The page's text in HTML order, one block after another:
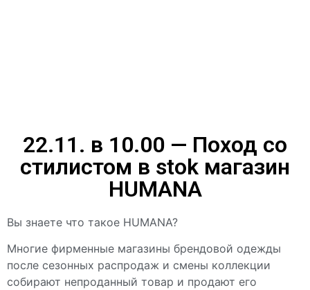
22.11. в 10.00 — Поход со
стилистом в stok магазин
HUMANA
Вы знаете что такое HUMANA?
Многие фирменные магазины брендовой одежды
после сезонных распродаж и смены коллекции
собирают непроданный товар и продают его